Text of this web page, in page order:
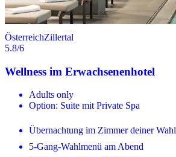
ÖsterreichZillertal
5.8/6
Wellness im Erwachsenenhotel
Adults only
Option: Suite mit Private Spa
Übernachtung im Zimmer deiner Wahl
5-Gang-Wahlmenü am Abend